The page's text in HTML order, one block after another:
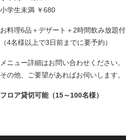
小学生未満 ￥680
お料理6品＋デザート＋2時間飲み放題付
（4名様以上で3日前までに要予約）
メニュー詳細はお問い合わせください。
その他、ご要望があればお伺いします。
フロア貸切可能（15～100名様）